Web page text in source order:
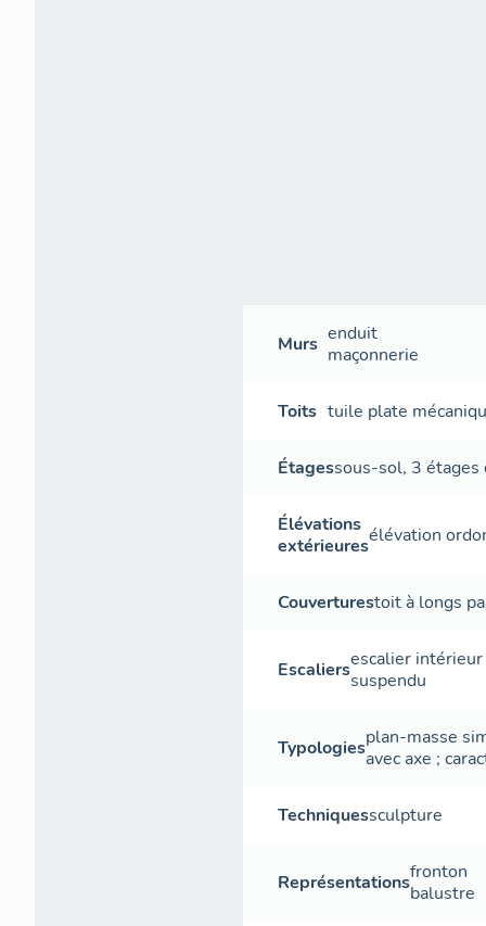
Murs enduit
maçonnerie
Toits tuile plate
Étagessous-sol, 3 étages
Élévations
extérieuresélévation
Couverturestoit à longs
Escaliersescalier intérieur
suspendu
Typologiesplan-masse
avec axe ;
Techniquessculpture
Représentationsfronton
balustre